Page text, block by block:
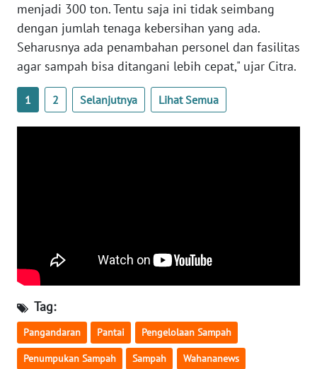
menjadi 300 ton. Tentu saja ini tidak seimbang
dengan jumlah tenaga kebersihan yang ada.
Seharusnya ada penambahan personel dan fasilitas
agar sampah bisa ditangani lebih cepat," ujar Citra.
1 2 Selanjutnya Lihat Semua
Tag:
Pangandaran Pantai Pengelolaan Sampah
Penumpukan Sampah Sampah Wahananews
WN
SUMSEL
WN
WN
LAMPUNG
WN
JOGJA
WN
JATIM